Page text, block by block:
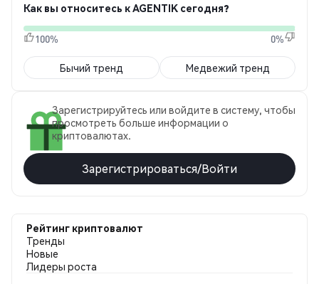
Как вы относитесь к AGENTIK сегодня?
100% 0%
Бычий тренд Медвежий тренд
Зарегистрируйтесь или войдите в систему, чтобы
просмотреть больше информации о
криптовалютах.
Зарегистрироваться/Войти
Рейтинг криптовалют
Тренды
Новые
Лидеры роста